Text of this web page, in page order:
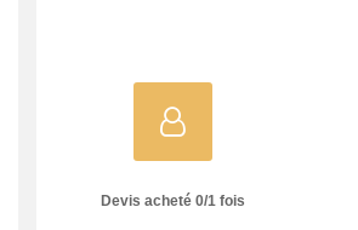
Devis acheté 0/1 fois